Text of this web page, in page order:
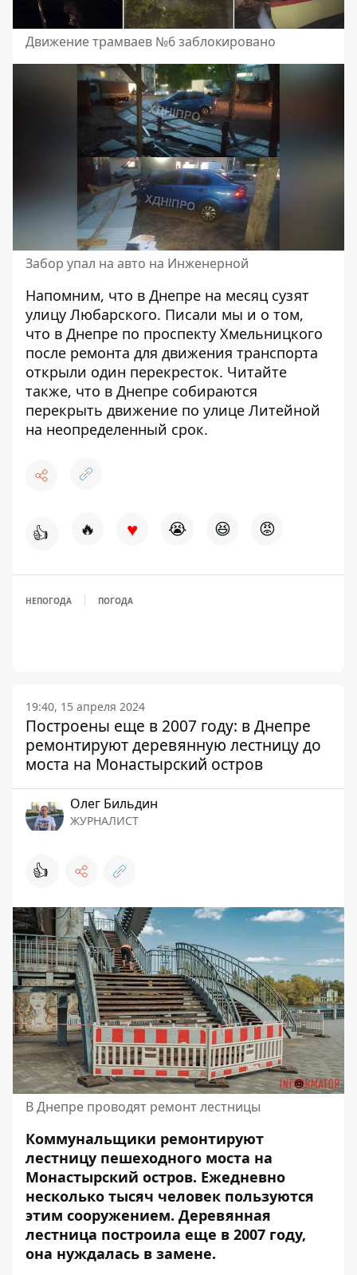
Движение трамваев №6 заблокировано
Забор упал на авто на Инженерной
Напомним, что в Днепре на месяц сузят
улицу Любарского. Писали мы и о том,
что в Днепре по проспекту Хмельницкого
после ремонта для движения транспорта
открыли один перекресток. Читайте
также, что в Днепре собираются
перекрыть движение по улице Литейной
на неопределенный срок.
👍 🔥 ♥ 😭 😆 😡
НЕПОГОДА ПОГОДА
19:40, 15 апреля 2024
Построены еще в 2007 году: в Днепре
ремонтируют деревянную лестницу до
моста на Монастырский остров
Олег Бильдин
ЖУРНАЛИСТ
👍
В Днепре проводят ремонт лестницы
Коммунальщики ремонтируют
лестницу пешеходного моста на
Монастырский остров. Ежедневно
несколько тысяч человек пользуются
этим сооружением. Деревянная
лестница построила еще в 2007 году,
она нуждалась в замене.